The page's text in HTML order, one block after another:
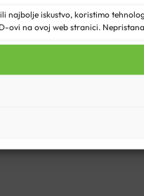
najbolje iskustvo, koristimo
ovi na ovoj web stranici.